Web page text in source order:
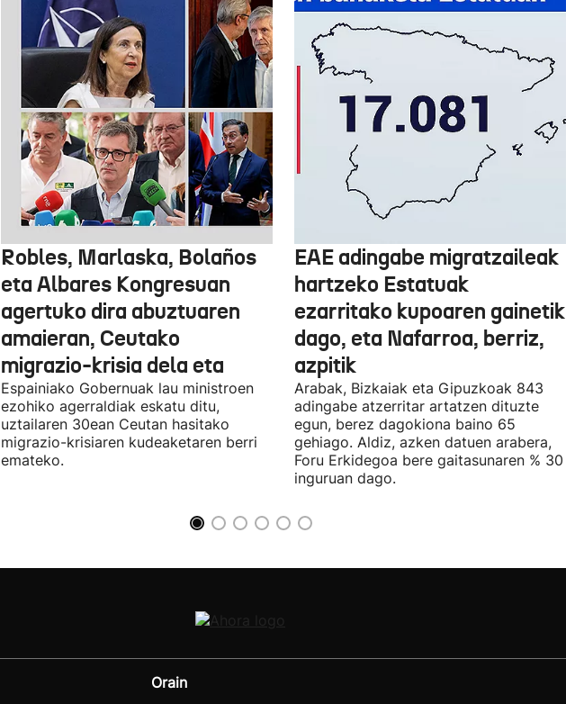
Robles, Marlaska, Bolaños
eta Albares Kongresuan
agertuko dira abuztuaren
amaieran, Ceutako
migrazio-krisia dela eta
Espainiako Gobernuak lau ministroen
ezohiko agerraldiak eskatu ditu,
uztailaren 30ean Ceutan hasitako
migrazio-krisiaren kudeaketaren berri
emateko.
EAE adingabe migratzaileak
hartzeko Estatuak
ezarritako kupoaren gainetik
dago, eta Nafarroa, berriz,
azpitik
Arabak, Bizkaiak eta Gipuzkoak 843
adingabe atzerritar artatzen dituzte
egun, berez dagokiona baino 65
gehiago. Aldiz, azken datuen arabera,
Foru Erkidegoa bere gaitasunaren % 30
inguruan dago.
Orain